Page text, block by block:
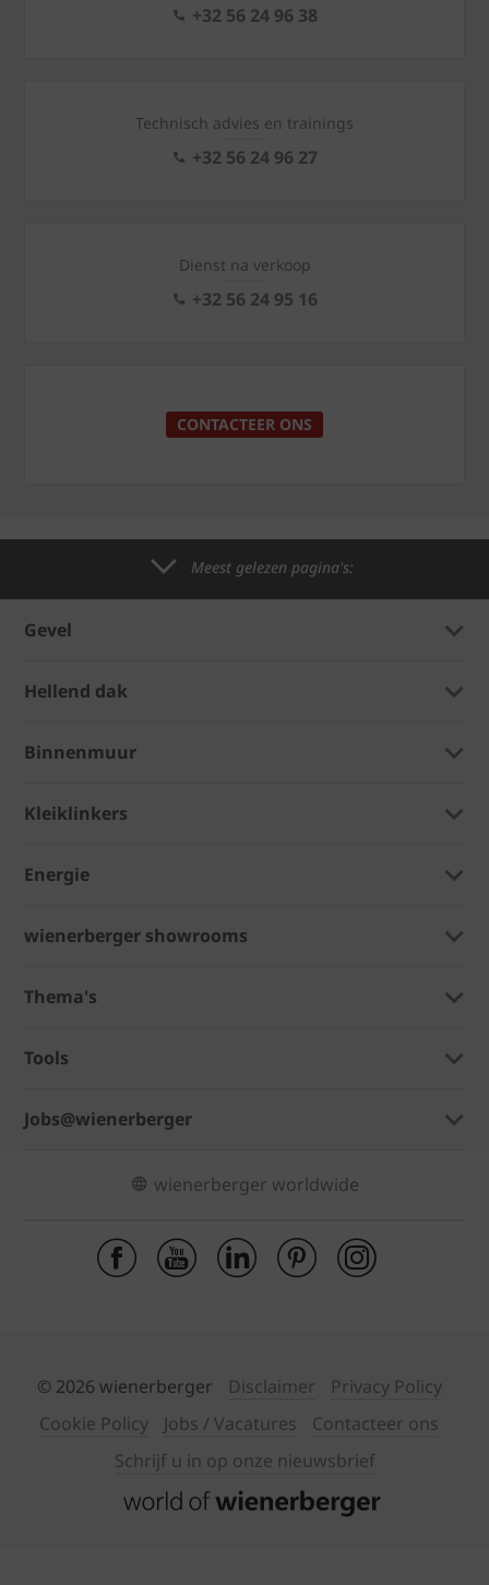
+32 56 24 96 38
Technisch advies en trainings
+32 56 24 96 27
Dienst na verkoop
+32 56 24 95 16
CONTACTEER ONS
Meest gelezen pagina's:
Gevel
Hellend dak
Binnenmuur
Kleiklinkers
Energie
wienerberger showrooms
Thema's
Tools
Jobs@wienerberger
wienerberger worldwide
© 2026 wienerberger Disclaimer
Privacy Policy
Cookie Policy
Jobs / Vacatures
Contacteer ons
Schrijf u in op onze nieuwsbrief